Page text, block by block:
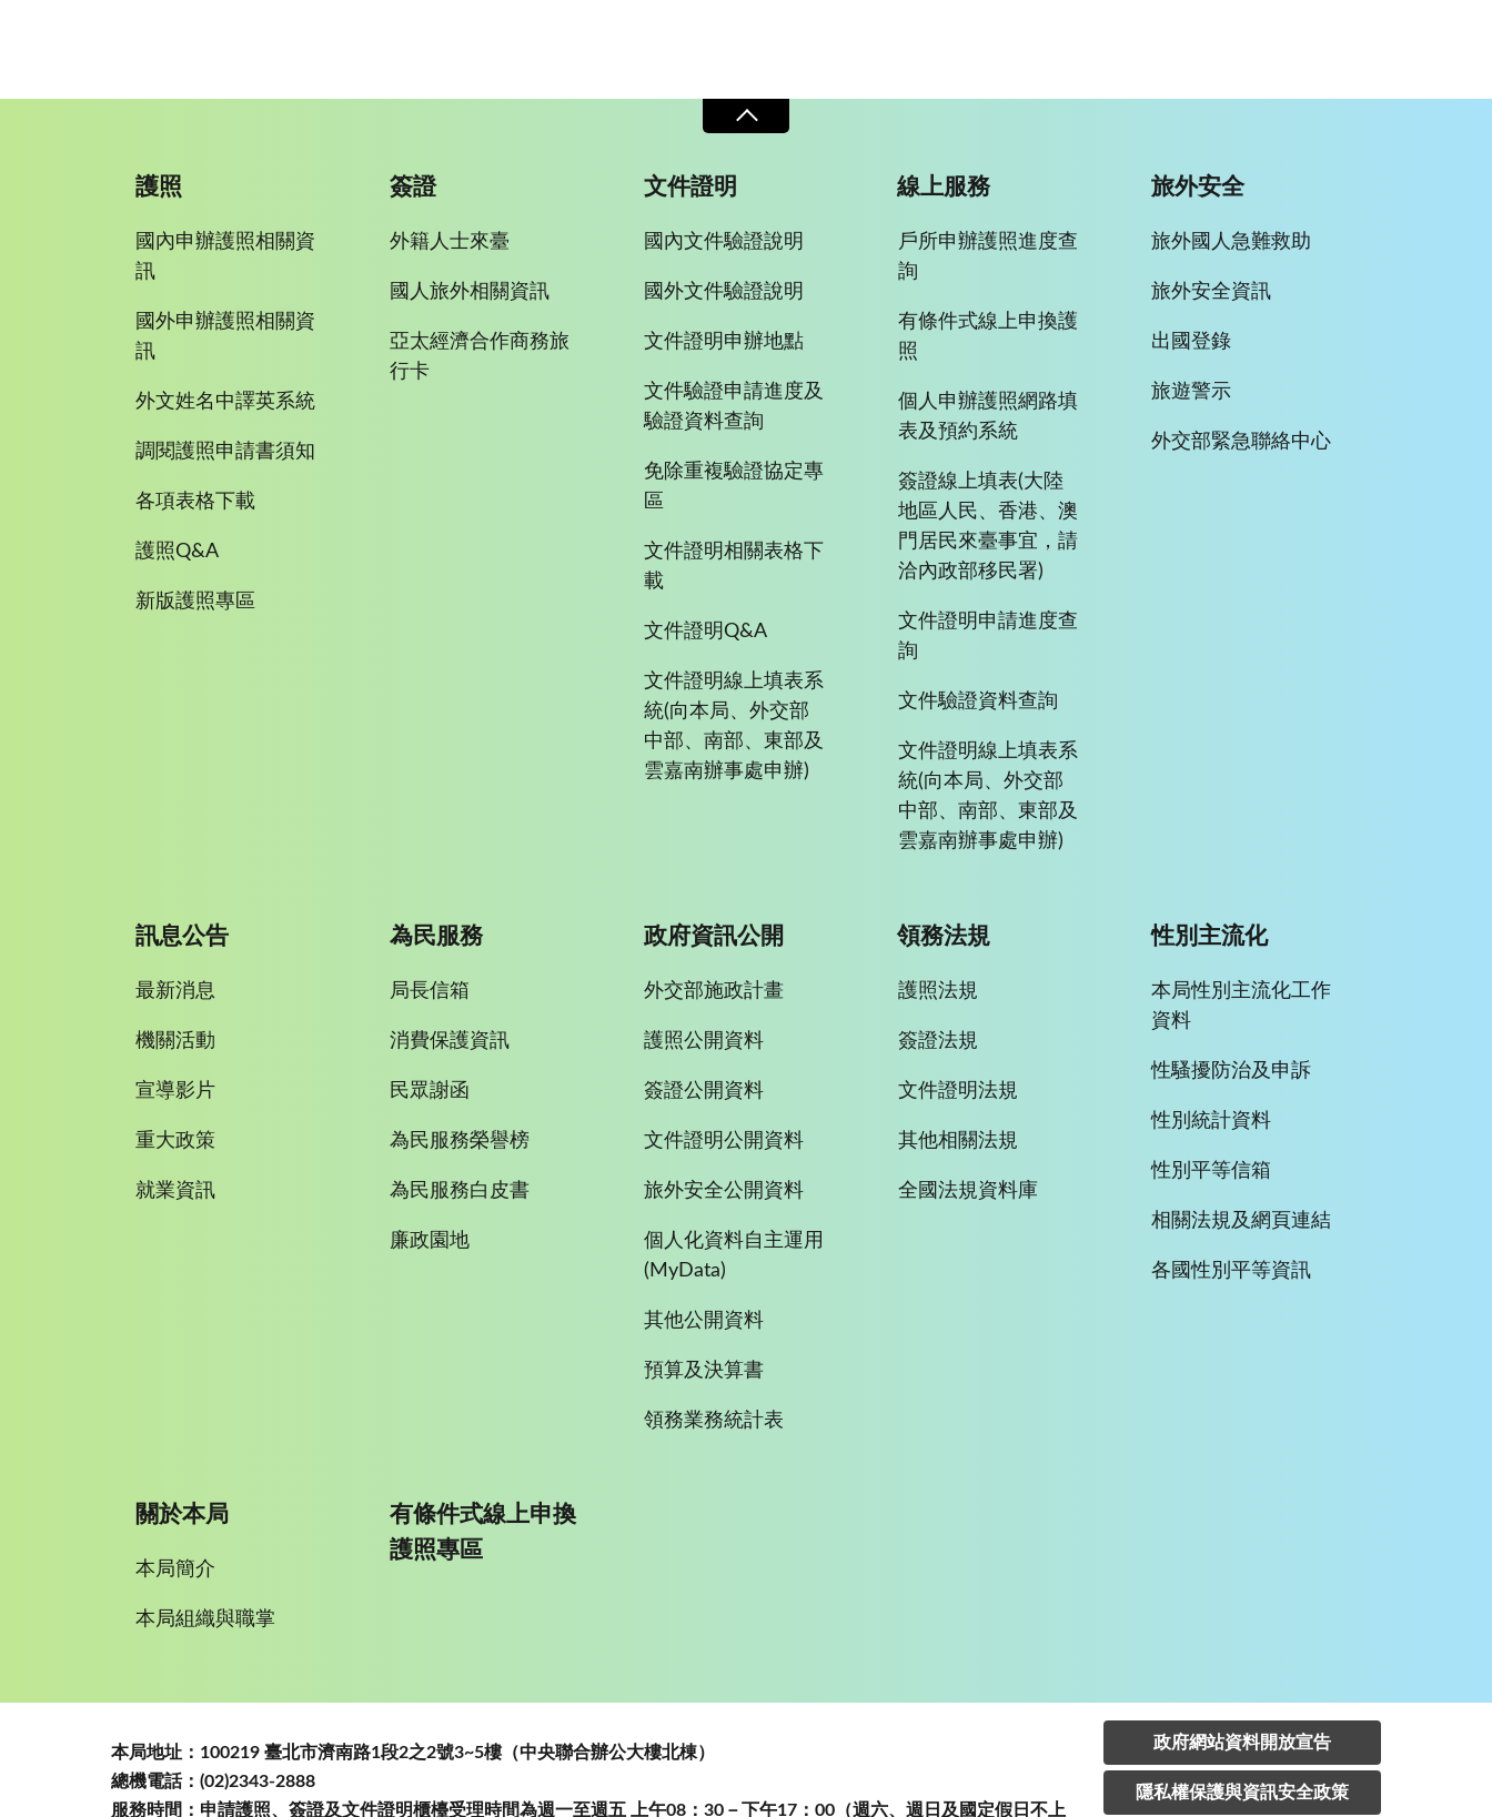
護照
國內申辦護照相關資
訊
國外申辦護照相關資
訊
外文姓名中譯英系統
調閱護照申請書須知
各項表格下載
護照Q&A
新版護照專區
簽證
外籍人士來臺
國人旅外相關資訊
亞太經濟合作商務旅
行卡
文件證明
國內文件驗證說明
國外文件驗證說明
文件證明申辦地點
文件驗證申請進度及
驗證資料查詢
免除重複驗證協定專
區
文件證明相關表格下
載
文件證明Q&A
文件證明線上填表系
統(向本局、外交部
中部、南部、東部及
雲嘉南辦事處申辦)
線上服務
戶所申辦護照進度查
詢
有條件式線上申換護
照
個人申辦護照網路填
表及預約系統
簽證線上填表(大陸
地區人民、香港、澳
門居民來臺事宜，請
洽內政部移民署)
文件證明申請進度查
詢
文件驗證資料查詢
文件證明線上填表系
統(向本局、外交部
中部、南部、東部及
雲嘉南辦事處申辦)
旅外安全
旅外國人急難救助
旅外安全資訊
出國登錄
旅遊警示
外交部緊急聯絡中心
訊息公告
最新消息
機關活動
宣導影片
重大政策
就業資訊
為民服務
局長信箱
消費保護資訊
民眾謝函
為民服務榮譽榜
為民服務白皮書
廉政園地
政府資訊公開
外交部施政計畫
護照公開資料
簽證公開資料
文件證明公開資料
旅外安全公開資料
個人化資料自主運用
(MyData)
其他公開資料
預算及決算書
領務業務統計表
領務法規
護照法規
簽證法規
文件證明法規
其他相關法規
全國法規資料庫
性別主流化
本局性別主流化工作
資料
性騷擾防治及申訴
性別統計資料
性別平等信箱
相關法規及網頁連結
各國性別平等資訊
關於本局
本局簡介
本局組織與職掌
有條件式線上申換
護照專區
本局地址：100219 臺北市濟南路1段2之2號3~5樓（中央聯合辦公大樓北棟）
總機電話：(02)2343-2888
服務時間：申請護照、簽證及文件證明櫃檯受理時間為週一至週五 上午08：30－下午17：00（週六、週日及國定假日不上
政府網站資料開放宣告
隱私權保護與資訊安全政策